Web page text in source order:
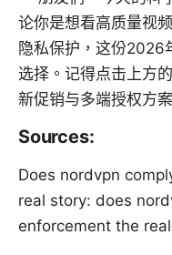
论你是想看高质量视
隐私保护，这份2026
选择。记得点击上方
新促销与多端授权方案
Sources:
Does nordvpn
real story: does
enforcement the